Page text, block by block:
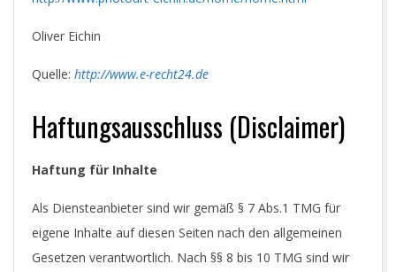
Oliver Eichin
Quelle: http://www.e-recht24.de
Haftungsausschluss (Disclaimer)
Haftung für Inhalte
Als Diensteanbieter sind wir gemäß § 7 Abs.1 TMG für
eigene Inhalte auf diesen Seiten nach den allgemeinen
Gesetzen verantwortlich. Nach §§ 8 bis 10 TMG sind wir